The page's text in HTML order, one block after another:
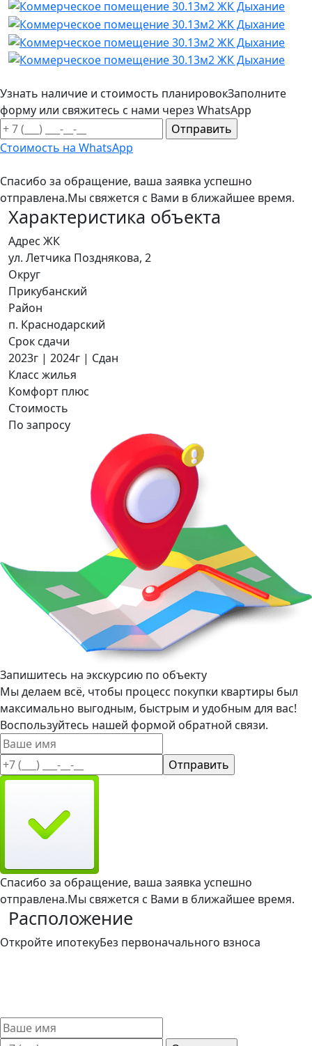
Узнать наличие и стоимость планировокЗаполните
форму или свяжитесь с нами через WhatsApp
Стоимость на WhatsApp
Спасибо за обращение, ваша заявка успешно
отправлена.Мы свяжется с Вами в ближайшее время.
Характеристика объекта
Адрес ЖК
ул. Летчика Позднякова, 2
Округ
Прикубанский
Район
п. Краснодарский
Срок сдачи
2023г | 2024г | Сдан
Класс жилья
Комфорт плюс
Стоимость
По запросу
Запишитесь на экскурсию по объекту
Мы делаем всё, чтобы процесс покупки квартиры был
максимально выгодным, быстрым и удобным для вас!
Воспользуйтесь нашей формой обратной связи.
Спасибо за обращение, ваша заявка успешно
отправлена.Мы свяжется с Вами в ближайшее время.
Расположение
Откройте ипотекуБез первоначального взноса